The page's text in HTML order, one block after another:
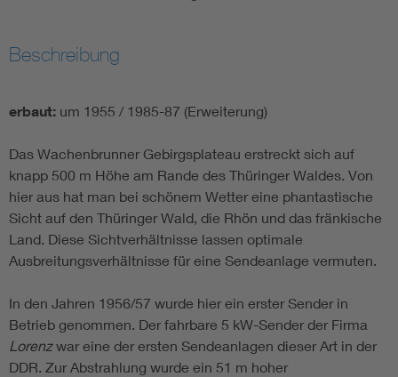
Beschreibung
erbaut: um 1955 / 1985-87 (Erweiterung)
Das Wachenbrunner Gebirgsplateau erstreckt sich auf
knapp 500 m Höhe am Rande des Thüringer Waldes. Von
hier aus hat man bei schönem Wetter eine phantastische
Sicht auf den Thüringer Wald, die Rhön und das fränkische
Land. Diese Sichtverhältnisse lassen optimale
Ausbreitungsverhältnisse für eine Sendeanlage vermuten.
In den Jahren 1956/57 wurde hier ein erster Sender in
Betrieb genommen. Der fahrbare 5 kW-Sender der Firma
Lorenzwar eine der ersten Sendeanlagen dieser Art in der
DDR. Zur Abstrahlung wurde ein 51 m hoher